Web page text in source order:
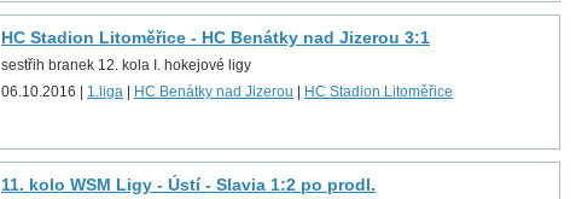
HC Stadion Litoměřice - HC Benátky nad Jizerou 3:1
sestřih branek 12. kola I. hokejové ligy
06.10.2016 | 1.liga HC Benátky nad Jizerou HC Stadion Litoměřice
11. kolo WSM Ligy - Ústí - Slavia 1:2 po prodl.